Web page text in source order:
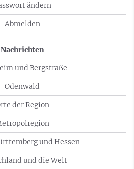
ändern
Abmelden
Nachrichten
und Bergstraße
Odenwald
der Region
und Hessen
und die Welt